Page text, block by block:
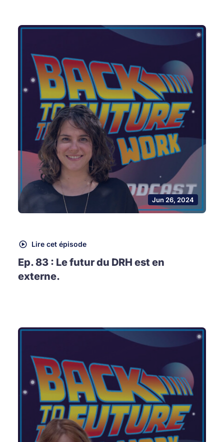
Jun 26, 2024
Lire cet épisode
Ep. 83 : Le futur du DRH est en
externe.